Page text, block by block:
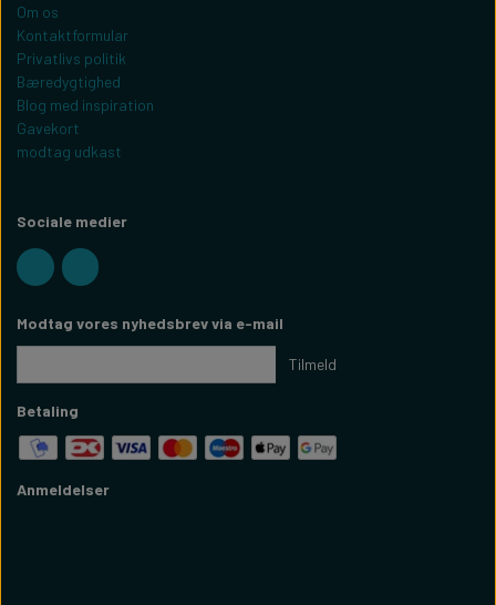
Om os
Kontaktformular
Privatlivs politik
Bæredygtighed
Blog med inspiration
Gavekort
modtag udkast
Sociale medier
Modtag vores nyhedsbrev via e-mail
Tilmeld
Betaling
Anmeldelser